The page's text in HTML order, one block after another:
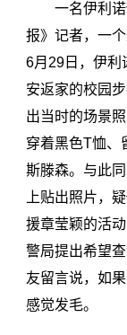
一名伊利
报》记者，一
6月29日，伊利
安返家的校园
出当时的场景
穿着黑色T恤、
斯滕森。与此
上贴出照片，
援章莹颖的活
警局提出希望
友留言说，如
感觉发毛。